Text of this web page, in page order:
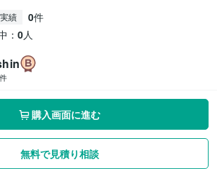
績 0件
： 0人
購入画面に進む
無料で見積り相談